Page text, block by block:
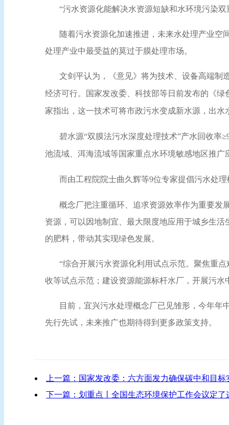
“污水资源化能解决水资源短缺和水环境污染
随着污水资源化加速推进，未来水处理产业空
处理产业中最受益的莫过于膜处理市场。
文剑平认为，《意见》将为技术、设备高端制
经济可行。国家发改委、科技部等日前发布的《
家指出，这一技术可将市政污水变成新水源，出
碧水源“双膜法污水深度处理技术”产水回收率
池流域、洱海流域等国家重点水环境敏感地区推
而由工程院院士曲久辉等9位专家提倡污水处
概念厂把注重循环、追求资源效率作为重要发
资源，可以因地制宜、最大限度地应用于城乡生
的肥料，带动其实现绿色发展。
“综合开展污水资源化利用试点示范。聚焦重
收等试点示范；建设资源能源标杆水厂，开展污
目前，宜兴污水处理概念厂已见雏形，今年
先行先试，未来推广也期待得到更多政策支持。
上一篇：国家发改委：六方面发力确保碳中和目标
下一篇：划重点丨全国生态环境保护工作会议定了